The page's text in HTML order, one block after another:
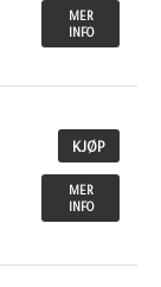
MER
INFO
KJØP
MER
INFO